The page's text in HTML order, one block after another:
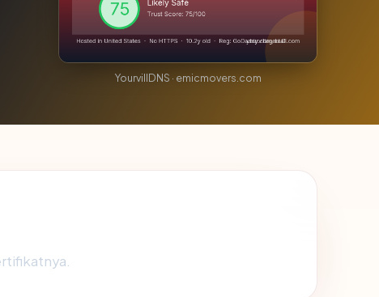
YourvillDNS · emicmovers.com